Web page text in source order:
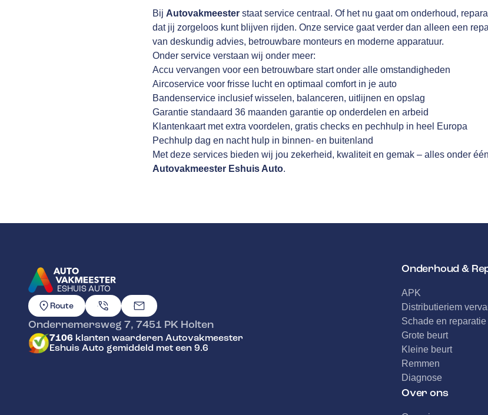
Bij Autovakmeester staat service centraal. Of het nu gaat om onderhoud,
dat jij zorgeloos kunt blijven rijden. Onze service gaat verder dan alleen een
van deskundig advies, betrouwbare monteurs en moderne apparatuur.
Onder service verstaan wij onder meer:
Accu vervangen voor een betrouwbare start onder alle omstandigheden
Aircoservice voor frisse lucht en optimaal comfort in je auto
Bandenservice inclusief wisselen, balanceren, uitlijnen en opslag
Garantie standaard 36 maanden garantie op onderdelen en arbeid
Klantenkaart met extra voordelen, gratis checks en pechhulp in heel Europa
Pechhulp dag en nacht hulp in binnen- en buitenland
Met deze services bieden wij jou zekerheid, kwaliteit en gemak – alles onder
Autovakmeester Eshuis Auto.
ESHUIS AUTO
GA NAAR DE HOMEPAGINA
Route
Ondernemersweg 7, 7451 PK Holten
7106 klanten waarderen Autovakmeester
Eshuis Auto gemiddeld met een 9.6
Onderhoud &
APK
Distributieriem
Schade en reparatie
Grote beurt
Kleine beurt
Remmen
Diagnose
Over ons